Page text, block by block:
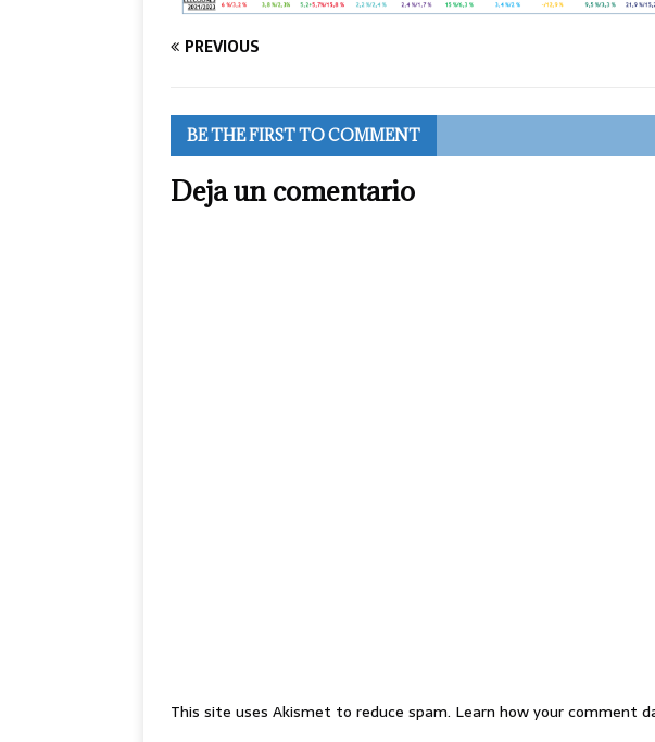
PREVIOUS
BE THE FIRST TO COMMENT
Deja un comentario
This site uses Akismet to reduce spam. Learn how your comment